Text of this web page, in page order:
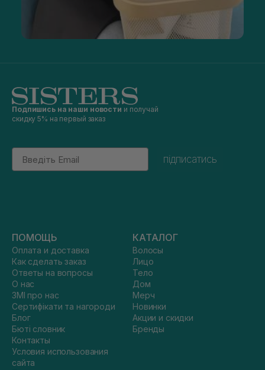
Подпишись на наши новости и получай
скидку 5% на первый заказ
Email
підписатись
ПОМОЩЬ
Оплата и доставка
Как сделать заказ
Ответы на вопросы
О нас
ЗМІ про нас
Сертифікати та нагороди
Блог
Бюті словник
Контакты
Условия использования
сайта
КАТАЛОГ
Волосы
Лицо
Тело
Дом
Мерч
Новинки
Акции и скидки
Бренды